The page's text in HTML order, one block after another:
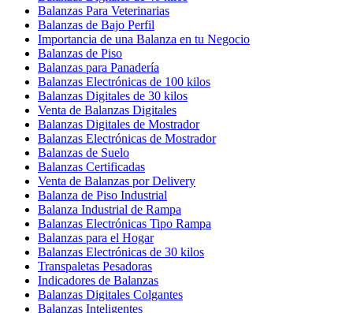
Balanzas Para Veterinarias
Balanzas de Bajo Perfil
Importancia de una Balanza en tu Negocio
Balanzas de Piso
Balanzas para Panadería
Balanzas Electrónicas de 100 kilos
Balanzas Digitales de 30 kilos
Venta de Balanzas Digitales
Balanzas Digitales de Mostrador
Balanzas Electrónicas de Mostrador
Balanzas de Suelo
Balanzas Certificadas
Venta de Balanzas por Delivery
Balanza de Piso Industrial
Balanza Industrial de Rampa
Balanzas Electrónicas Tipo Rampa
Balanzas para el Hogar
Balanzas Electrónicas de 30 kilos
Transpaletas Pesadoras
Indicadores de Balanzas
Balanzas Digitales Colgantes
Balanzas Inteligentes